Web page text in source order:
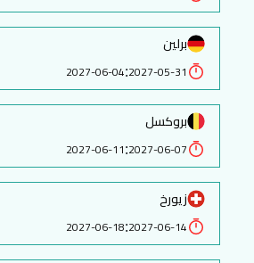
برلين
2027-05-31
:
2027-06-04
بروكسل
2027-06-07
:
2027-06-11
زيورخ
2027-06-14
:
2027-06-18